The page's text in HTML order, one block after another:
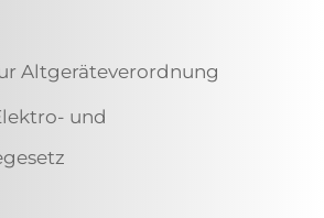
Altgeräteverordnung
und